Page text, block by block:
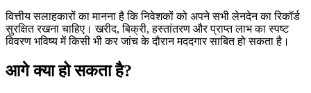
वित्तीय सलाहकारों का मानना है कि निवेशकों को अपने सभी लेनदेन का रिकॉर्ड
सुरक्षित रखना चाहिए। खरीद, बिक्री, हस्तांतरण और प्राप्त लाभ का स्पष्ट
विवरण भविष्य में किसी भी कर जांच के दौरान मददगार साबित हो सकता है।
आगे क्या हो सकता है?